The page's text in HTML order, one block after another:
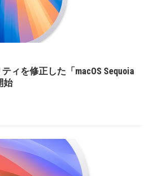
ィを修正した「macOS Sequoia
始